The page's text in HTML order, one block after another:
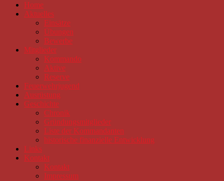
Home
Aktuelles
Einsätze
Übungen
Bewerbe
Mitglieder
Kommando
Aktive
Reserve
Feuerwehrjugend
Ausrüstung
Geschichte
Chronik
Gründungsmitglieder
Liste der Kommandanten
historische finanzielle Entwicklung
Links
Kontakt
Kontakt
Impressum